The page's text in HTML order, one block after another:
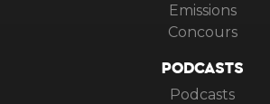
Emissions
Concours
PODCASTS
Podcasts